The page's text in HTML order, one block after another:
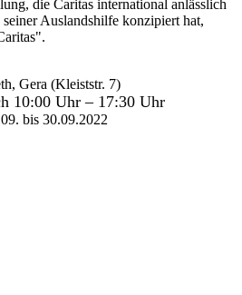
die Caritas international anlässlich
Auslandshilfe konzipiert hat,
Gera (Kleiststr. 7)
10:00 Uhr – 17:30 Uhr
bis 30.09.2022